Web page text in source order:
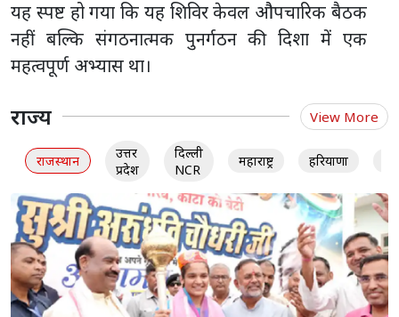
यह स्पष्ट हो गया कि यह शिविर केवल औपचारिक बैठक
नहीं बल्कि संगठनात्मक पुनर्गठन की दिशा में एक
महत्वपूर्ण अभ्यास था।
राज्य View More
राजस्थान
उत्तर
प्रदेश
दिल्ली
NCR
महाराष्ट्र हरियाणा